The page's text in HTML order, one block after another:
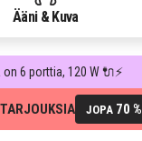
Ääni & Kuva
6 porttia, 120 W 🔌⚡
JOPA 70 %